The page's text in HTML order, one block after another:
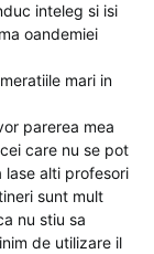
inteleg si isi
oandemiei
mari in
parerea mea
care nu se pot
lase alti profesori
sunt mult
nu stiu sa
de utilizare il